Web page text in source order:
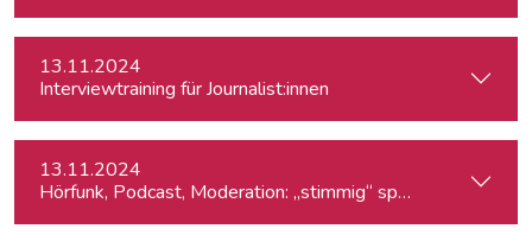
13.11.2024
Interviewtraining für Journalist:innen
13.11.2024
Hörfunk, Podcast, Moderation: „stimmig“ sprechen